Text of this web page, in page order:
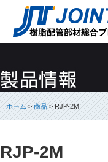
ホーム>商品> RJP-2M
RJP-2M